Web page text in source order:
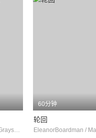
FrankMorgan / KathrynGrayson / SpringByington
60分钟
轮回